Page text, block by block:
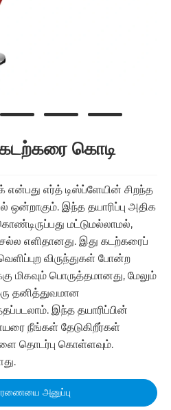
கொடி
என்பது எர்த் டிஸ்ப்ளேயின் சிறந்த
ஒன்றாகும். இந்த தயாரிப்பு அதிக
மட்டுமல்லாமல்,
எளிதானது. இது கடற்கரைப்
விருந்துகள் போன்ற
மிகவும் பொருத்தமானது, மேலும்
தனித்துவமான
இந்த தயாரிப்பின்
நீங்கள் தேடுகிறீர்கள்
தொடர்பு கொள்ளவும்.
அனுப்பு